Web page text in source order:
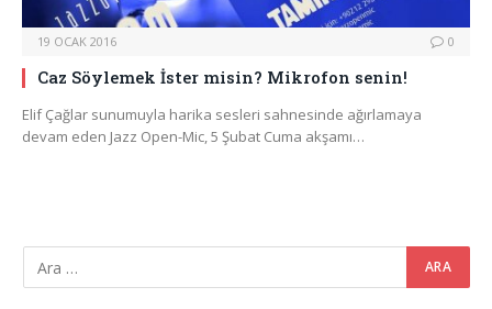
19 OCAK 2016 0
Caz Söylemek İster misin? Mikrofon senin!
Elif Çağlar sunumuyla harika sesleri sahnesinde ağırlamaya
devam eden Jazz Open-Mic, 5 Şubat Cuma akşamı…